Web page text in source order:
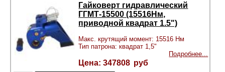
Гайковерт гидравлический
ГГМТ-15500 (15516Нм,
приводной квадрат 1.5")
Макс. крутящий момент: 15516 Нм
Тип патрона: квадрат 1,5"
Подробнее...
347808